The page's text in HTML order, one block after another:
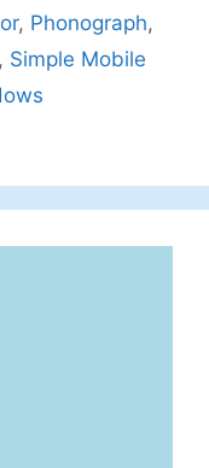
, Phonograph,
, Simple Mobile